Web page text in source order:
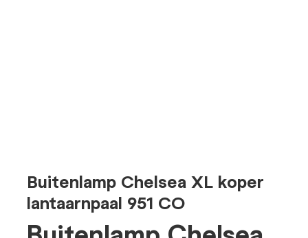
Buitenlamp Chelsea XL koper
lantaarnpaal 951 CO